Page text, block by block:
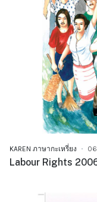
KAREN ภาษากะเหรี่ยง
Labour Rights